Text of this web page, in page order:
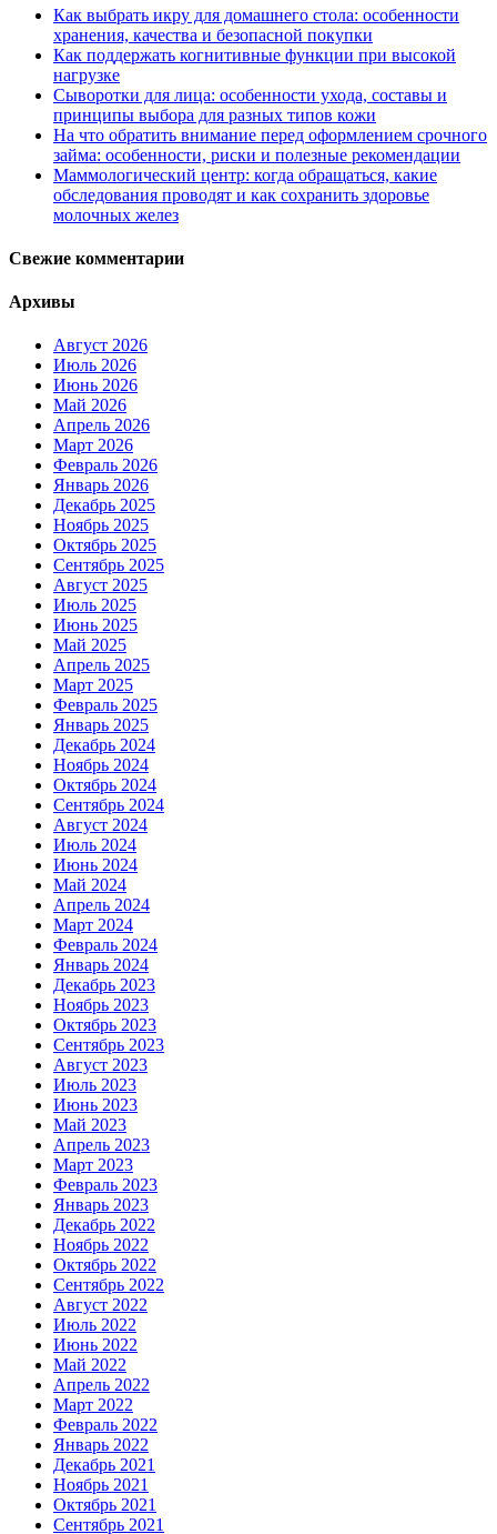
Как выбрать икру для домашнего стола: особенности
хранения, качества и безопасной покупки
Как поддержать когнитивные функции при высокой
нагрузке
Сыворотки для лица: особенности ухода, составы и
принципы выбора для разных типов кожи
На что обратить внимание перед оформлением срочного
займа: особенности, риски и полезные рекомендации
Маммологический центр: когда обращаться, какие
обследования проводят и как сохранить здоровье
молочных желез
Свежие комментарии
Архивы
Август 2026
Июль 2026
Июнь 2026
Май 2026
Апрель 2026
Март 2026
Февраль 2026
Январь 2026
Декабрь 2025
Ноябрь 2025
Октябрь 2025
Сентябрь 2025
Август 2025
Июль 2025
Июнь 2025
Май 2025
Апрель 2025
Март 2025
Февраль 2025
Январь 2025
Декабрь 2024
Ноябрь 2024
Октябрь 2024
Сентябрь 2024
Август 2024
Июль 2024
Июнь 2024
Май 2024
Апрель 2024
Март 2024
Февраль 2024
Январь 2024
Декабрь 2023
Ноябрь 2023
Октябрь 2023
Сентябрь 2023
Август 2023
Июль 2023
Июнь 2023
Май 2023
Апрель 2023
Март 2023
Февраль 2023
Январь 2023
Декабрь 2022
Ноябрь 2022
Октябрь 2022
Сентябрь 2022
Август 2022
Июль 2022
Июнь 2022
Май 2022
Апрель 2022
Март 2022
Февраль 2022
Январь 2022
Декабрь 2021
Ноябрь 2021
Октябрь 2021
Сентябрь 2021